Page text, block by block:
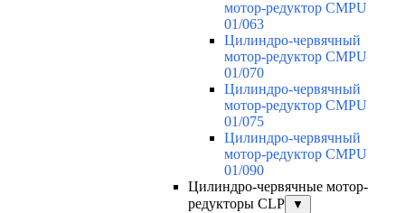
мотор-редуктор CMPU
01/063
Цилиндро-червячный
мотор-редуктор CMPU
01/070
Цилиндро-червячный
мотор-редуктор CMPU
01/075
Цилиндро-червячный
мотор-редуктор CMPU
01/090
Цилиндро-червячные мотор-
редукторы CLP
▼